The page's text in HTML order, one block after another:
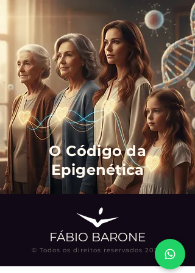
O Código da
Epigenética
FÁBIO BARONE
© Todos os direitos reservados 2024